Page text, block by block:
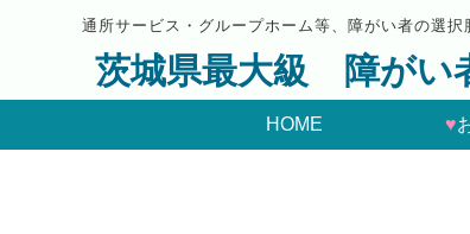
通所サービス・グループホーム等、障がい者の選
茨城県最大級 障がい
HOME ♥